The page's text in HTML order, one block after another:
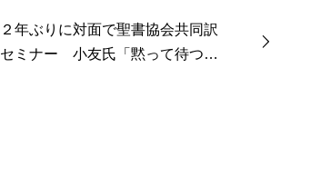
２年ぶりに対面で聖書協会共同訳
セミナー 小友氏「黙って待つの